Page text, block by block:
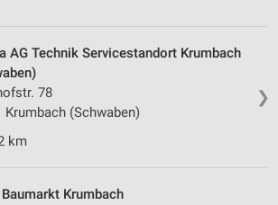
❯
AG Technik Servicestandort Krumbach
78
Krumbach (Schwaben)
km
Krumbach